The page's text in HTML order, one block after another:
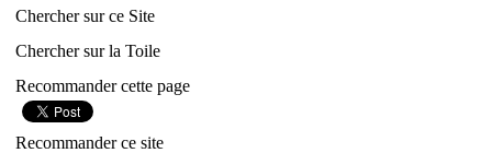
Chercher sur ce Site
Chercher sur la Toile
Recommander cette page
Recommander ce site